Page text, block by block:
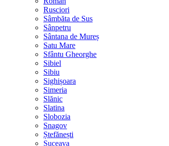
Rusciori
Sâmbăta de Sus
Sânpetru
Sântana de Mureș
Satu Mare
Sfântu Gheorghe
Sibiel
Sibiu
Sighișoara
Simeria
Slănic
Slatina
Slobozia
Snagov
Ștefănești
Suceava